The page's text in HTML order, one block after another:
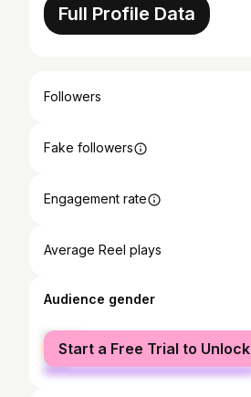
Full Profile Data
Followers
Fake followers
Engagement rate
Average Reel plays
Audience gender
female
male
Start a Free Trial to Unlock